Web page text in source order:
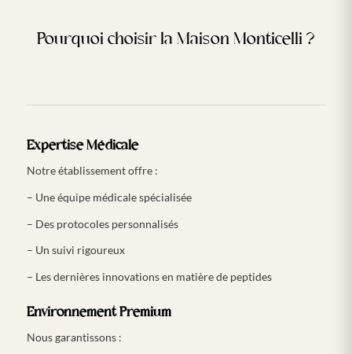
Pourquoi choisir la Maison Monticelli ?
Expertise Médicale
Notre établissement offre :
– Une équipe médicale spécialisée
– Des protocoles personnalisés
– Un suivi rigoureux
– Les dernières innovations en matière de peptides
Environnement Premium
Nous garantissons :